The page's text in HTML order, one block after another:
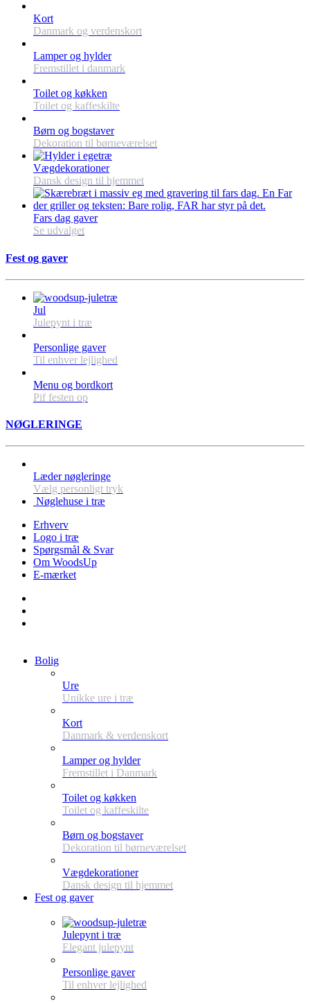
Kort
Danmark og verdenskort
Lamper og hylder
Fremstillet i danmark
Toilet og køkken
Toilet og kaffeskilte
Børn og bogstaver
Dekoration til børneværelset
Vægdekorationer
Dansk design til hjemmet
Fars dag gaver
Se udvalget
Fest og gaver
Jul
Julepynt i træ
Personlige gaver
Til enhver lejlighed
Menu og bordkort
Pif festen op
NØGLERINGE
Læder nøgleringe
Vælg personligt tryk
Nøglehuse i træ
Erhverv
Logo i træ
Spørgsmål & Svar
Om WoodsUp
E-mærket
Bolig
Ure
Unikke ure i træ
Kort
Danmark & verdenskort
Lamper og hylder
Fremstillet i Danmark
Toilet og køkken
Toilet og kaffeskilte
Børn og bogstaver
Dekoration til børneværelset
Vægdekorationer
Dansk design til hjemmet
Fest og gaver
Julepynt i træ
Elegant julepynt
Personlige gaver
Til enhver lejlighed